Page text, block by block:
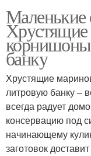
Маленькие
корнишоны
банку
Хрустящие
литровую банку –
всегда радует
консервацию под
начинающему
заготовок